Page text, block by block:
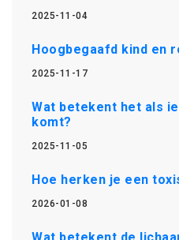
2025-11-04
Hoogbegaafd kind en
2025-11-17
Wat betekent het als
komt?
2025-11-05
Hoe herken je een
2026-01-08